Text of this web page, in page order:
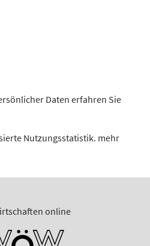
Daten erfahren Sie
Nutzungsstatistik. mehr
online